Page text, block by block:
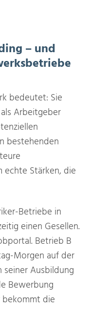
– und
bedeutet: Sie
Arbeitgeber
bestehenden
echte Stärken, die
Betriebe in
einen Gesellen.
Betrieb B
Morgen auf der
seiner Ausbildung
Bewerbung
bekommt die